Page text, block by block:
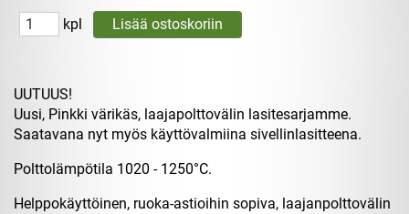
kpl
UUTUUS!
Uusi, Pinkki värikäs, laajapolttovälin lasitesarjamme.
Saatavana nyt myös käyttövalmiina sivellinlasitteena.
Polttolämpötila 1020 - 1250°C.
Helppokäyttöinen, ruoka-astioihin sopiva, laajanpolttovälin